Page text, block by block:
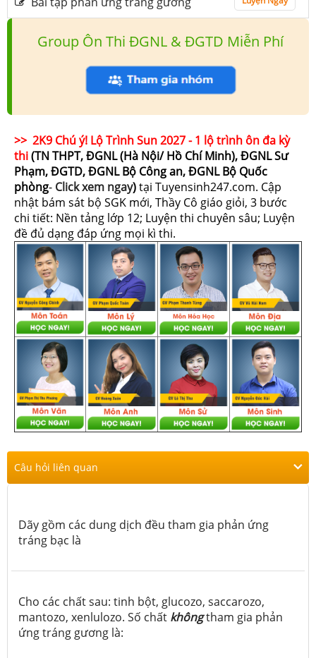
Group Ôn Thi ĐGNL & ĐGTD Miễn Phí
>> 2K9 Chú ý! Lộ Trình Sun 2027 - 1 lộ trình ôn đa kỳ
thi(TN THPT, ĐGNL (Hà Nội/ Hồ Chí Minh), ĐGNL Sư
Phạm, ĐGTD, ĐGNL Bộ Công an, ĐGNL Bộ Quốc
phòng- Click xem ngay)tại Tuyensinh247.com. Cập
nhật bám sát bộ SGK mới, Thầy Cô giáo giỏi, 3 bước
chi tiết: Nền tảng lớp 12; Luyện thi chuyên sâu; Luyện
đề đủ dạng đáp ứng mọi kì thi.
Câu hỏi liên quan
Dãy gồm các dung dịch đều tham gia phản ứng
tráng bạc là
Cho các chất sau: tinh bột, glucozo, saccarozo,
mantozo, xenlulozo. Số chất khôngtham gia phản
ứng tráng gương là: